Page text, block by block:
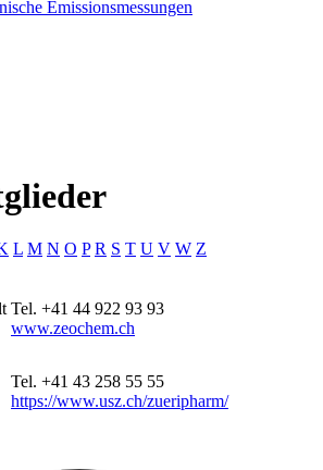
Emissionsmessungen
L M N O P R S T U V W Z
Tel. +41 44 922 93 93
www.zeochem.ch
Tel. +41 43 258 55 55
https://www.usz.ch/zueripharm/